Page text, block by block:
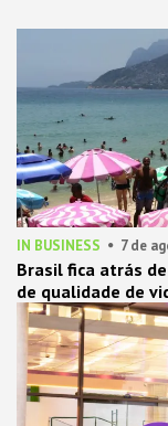
IN BUSINESS 7 de
Brasil fica atrás
de qualidade de